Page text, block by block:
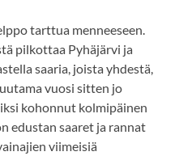
tarttua menneeseen.
pilkottaa Pyhäjärvi ja
saaria, joista yhdestä,
vuosi sitten jo
kohonnut kolmipäinen
edustan saaret ja rannat
viimeisiä